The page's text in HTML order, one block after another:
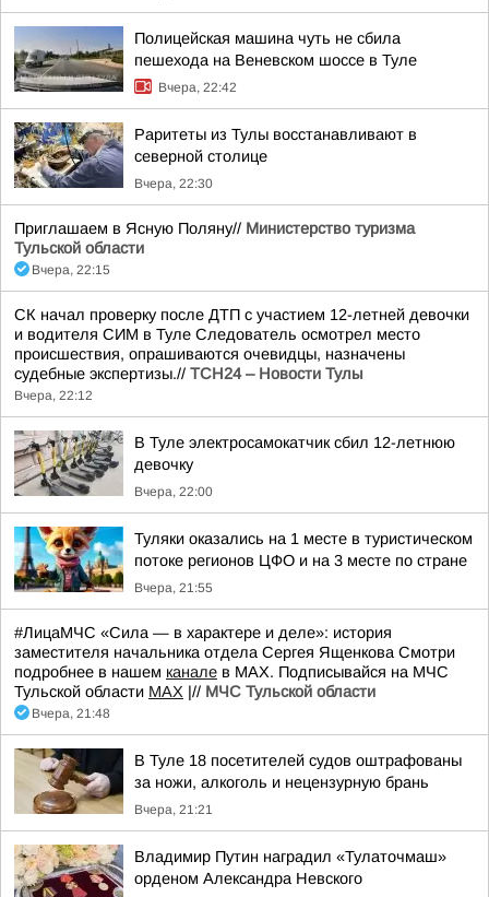
Полицейская машина чуть не сбила
пешехода на Веневском шоссе в Туле
Вчера, 22:42
Раритеты из Тулы восстанавливают в
северной столице
Вчера, 22:30
Приглашаем в Ясную Поляну// Министерство туризма
Тульской области
Вчера, 22:15
СК начал проверку после ДТП с участием 12-летней девочки
и водителя СИМ в Туле Следователь осмотрел место
происшествия, опрашиваются очевидцы, назначены
судебные экспертизы.// ТСН24 – Новости Тулы
Вчера, 22:12
В Туле электросамокатчик сбил 12-летнюю
девочку
Вчера, 22:00
Туляки оказались на 1 месте в туристическом
потоке регионов ЦФО и на 3 месте по стране
Вчера, 21:55
#ЛицаМЧС «Сила — в характере и деле»: история
заместителя начальника отдела Сергея Ященкова Смотри
подробнее в нашем канале в МАХ. Подписывайся на МЧС
Тульской области MAX |// МЧС Тульской области
Вчера, 21:48
В Туле 18 посетителей судов оштрафованы
за ножи, алкоголь и нецензурную брань
Вчера, 21:21
Владимир Путин наградил «Тулаточмаш»
орденом Александра Невского